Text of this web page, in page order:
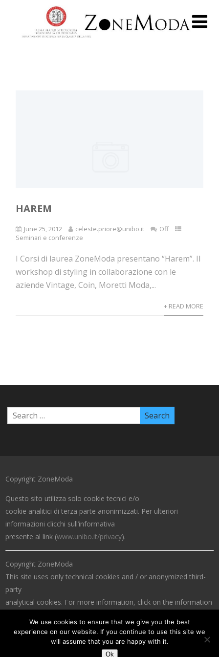
HAREM
June 25, 2012 celeste.priore@unibo.it
Off
Seminari e conferenze
I Corsi di laurea ZoneModa presentano “Harem”. Il
workshop di styling in collaborazione con le
aziende Vintage, Coin, Moretti Moda,...
+ READ MORE
Copyright ZoneModa
Questo sito utilizza solo cookie tecnici e/o
cookie analitici di terza parte anonimizzati. Per ulteriori
informazioni clicchi sull’informativa
presente al link (www.unibo.it/privacy).
Copyright ZoneModa
This site uses only technical cookies and / or anonymized third-
party
analytical cookies. For more information, click on the information
We use cookies to ensure that we give you the best
experience on our website. If you continue to use this site we
will assume that you are happy with it.
Ok